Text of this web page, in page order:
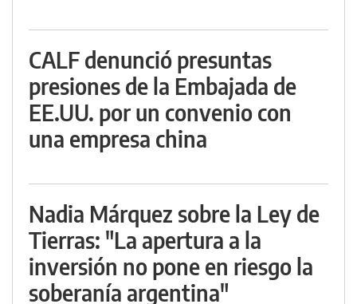
CALF denunció presuntas
presiones de la Embajada de
EE.UU. por un convenio con
una empresa china
Nadia Márquez sobre la Ley de
Tierras: "La apertura a la
inversión no pone en riesgo la
soberanía argentina"